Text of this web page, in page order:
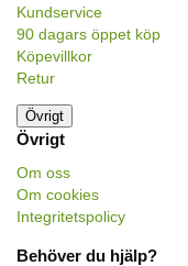
Kundservice
90 dagars öppet köp
Köpevillkor
Retur
Övrigt
Övrigt
Om oss
Om cookies
Integritetspolicy
Behöver du hjälp?